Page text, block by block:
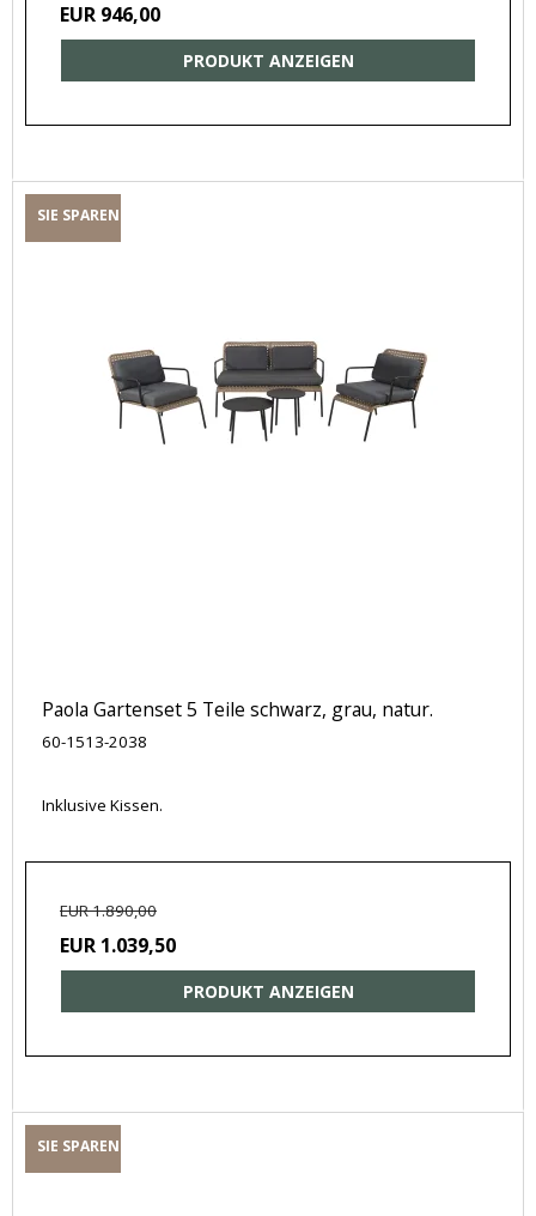
EUR 946,00
PRODUKT ANZEIGEN
SIE SPAREN
Paola Gartenset 5 Teile schwarz, grau, natur.
60-1513-2038
Inklusive Kissen.
EUR 1.890,00
EUR 1.039,50
PRODUKT ANZEIGEN
SIE SPAREN